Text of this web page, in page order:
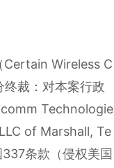
Certain Wireless C
裁：对本案行政
Technologie
of Marshall, Te
条款（侵权美国